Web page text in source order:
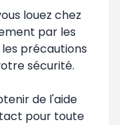
louez chez
par les
précautions
sécurité.
de l'aide
pour toute